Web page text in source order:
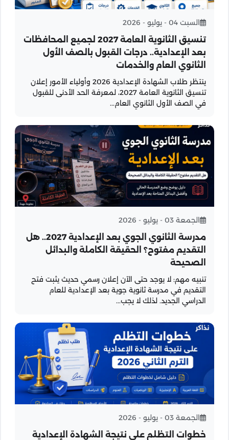
السبت 04 - يوليو - 2026
تنسيق الثانوية العامة 2027 لجميع المحافظات
بعد الإعدادية.. درجات القبول بالصف الأول
الثانوي العام والخدمات
ينتظر طلاب الشهادة الإعدادية 2026 وأولياء الأمور إعلان
تنسيق الثانوية العامة 2027، لمعرفة الحد الأدنى للقبول
في الصف الأول الثانوي العام...
الجمعة 03 - يوليو - 2026
مدرسة الثانوي الجوي بعد الإعدادية 2027.. هل
التقديم مفتوح؟ الحقيقة الكاملة والبدائل
الصحيحة
تنبيه مهم: لا يوجد حتى الآن إعلان رسمي حديث يثبت فتح
التقديم في مدرسة ثانوية جوية بعد الإعدادية للعام
الدراسي الجديد. لذلك لا يجب...
الجمعة 03 - يوليو - 2026
خطوات التظلم على نتيجة الشهادة الإعدادية